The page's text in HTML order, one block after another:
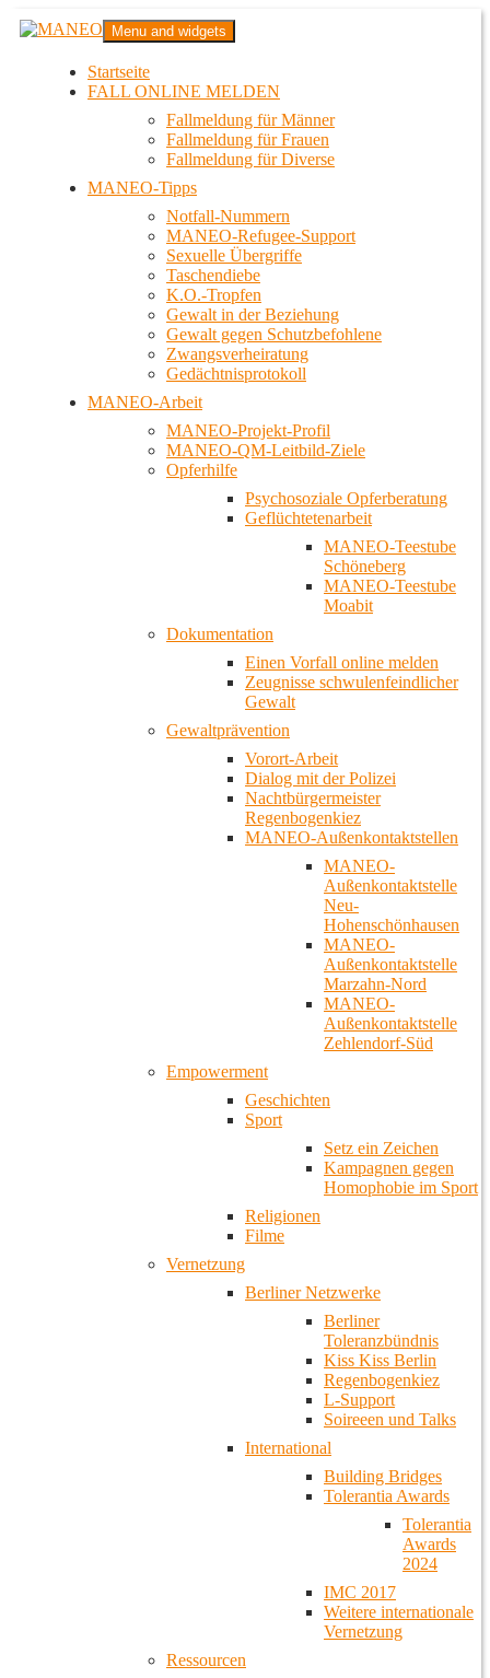
Zum
InhaltMANEO
Das schwule Anti-Gewalt-Projekt in Berlin
Menu and widgets
Startseite
FALL ONLINE MELDEN
Fallmeldung für Männer
Fallmeldung für Frauen
Fallmeldung für Diverse
MANEO-Tipps
Notfall-Nummern
MANEO-Refugee-Support
Sexuelle Übergriffe
Taschendiebe
K.O.-Tropfen
Gewalt in der Beziehung
Gewalt gegen Schutzbefohlene
Zwangsverheiratung
Gedächtnisprotokoll
MANEO-Arbeit
MANEO-Projekt-Profil
MANEO-QM-Leitbild-Ziele
Opferhilfe
Psychosoziale Opferberatung
Geflüchtetenarbeit
MANEO-Teestube
Schöneberg
MANEO-Teestube
Moabit
Dokumentation
Einen Vorfall online melden
Zeugnisse schwulenfeindlicher
Gewalt
Gewaltprävention
Vorort-Arbeit
Dialog mit der Polizei
Nachtbürgermeister
Regenbogenkiez
MANEO-Außenkontaktstellen
MANEO-
Außenkontaktstelle
Neu-
Hohenschönhausen
MANEO-
Außenkontaktstelle
Marzahn-Nord
MANEO-
Außenkontaktstelle
Zehlendorf-Süd
Empowerment
Geschichten
Sport
Setz ein Zeichen
Kampagnen gegen
Homophobie im Sport
Religionen
Filme
Vernetzung
Berliner Netzwerke
Berliner
Toleranzbündnis
Kiss Kiss Berlin
Regenbogenkiez
L-Support
Soireeen und Talks
International
Building Bridges
Tolerantia Awards
Tolerantia
Awards
2024
IMC 2017
Weitere internationale
Vernetzung
Ressourcen